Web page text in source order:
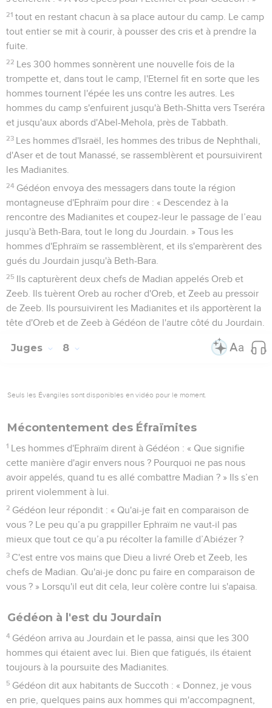
21 tout en restant chacun à sa place autour du camp. Le camp
tout entier se mit à courir, à pousser des cris et à prendre la
fuite.
22 Les 300 hommes sonnèrent une nouvelle fois de la
trompette et, dans tout le camp, l'Eternel fit en sorte que les
hommes tournent l'épée les uns contre les autres. Les
hommes du camp s'enfuirent jusqu'à Beth-Shitta vers Tseréra
et jusqu'aux abords d'Abel-Mehola, près de Tabbath.
23 Les hommes d'Israël, les hommes des tribus de Nephthali,
d'Aser et de tout Manassé, se rassemblèrent et poursuivirent
les Madianites.
24 Gédéon envoya des messagers dans toute la région
montagneuse d'Ephraïm pour dire : « Descendez à la
rencontre des Madianites et coupez-leur le passage de l’eau
jusqu'à Beth-Bara, tout le long du Jourdain. » Tous les
hommes d'Ephraïm se rassemblèrent, et ils s'emparèrent des
gués du Jourdain jusqu'à Beth-Bara.
25 Ils capturèrent deux chefs de Madian appelés Oreb et
Zeeb. Ils tuèrent Oreb au rocher d'Oreb, et Zeeb au pressoir
de Zeeb. Ils poursuivirent les Madianites et ils apportèrent la
tête d'Oreb et de Zeeb à Gédéon de l'autre côté du Jourdain.
Juges 8
Seuls les Évangiles sont disponibles en vidéo pour le moment.
Mécontentement des Éfraïmites
1 Les hommes d'Ephraïm dirent à Gédéon : « Que signifie
cette manière d'agir envers nous ? Pourquoi ne pas nous
avoir appelés, quand tu es allé combattre Madian ? » Ils s’en
prirent violemment à lui.
2 Gédéon leur répondit : « Qu'ai-je fait en comparaison de
vous ? Le peu qu’a pu grappiller Ephraïm ne vaut-il pas
mieux que tout ce qu’a pu récolter la famille d’Abiézer ?
3 C'est entre vos mains que Dieu a livré Oreb et Zeeb, les
chefs de Madian. Qu'ai-je donc pu faire en comparaison de
vous ? » Lorsqu'il eut dit cela, leur colère contre lui s'apaisa.
Gédéon à l'est du Jourdain
4 Gédéon arriva au Jourdain et le passa, ainsi que les 300
hommes qui étaient avec lui. Bien que fatigués, ils étaient
toujours à la poursuite des Madianites.
5 Gédéon dit aux habitants de Succoth : « Donnez, je vous
en prie, quelques pains aux hommes qui m'accompagnent,